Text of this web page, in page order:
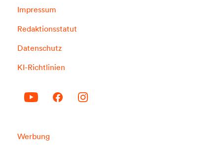
Impressum
Redaktionsstatut
Datenschutz
KI-Richtlinien
Werbung